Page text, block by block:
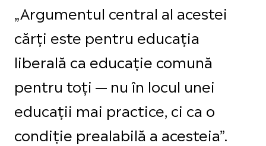
„Argumentul central al acestei
cărți este pentru educația
liberală ca educație comună
pentru toți — nu în locul unei
educații mai practice, ci ca o
condiție prealabilă a acesteia”.